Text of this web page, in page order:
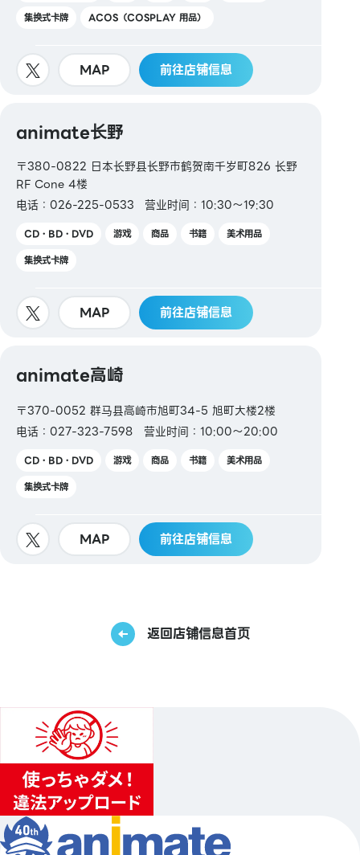
集换式卡牌
ACOS（COSPLAY 用品）
MAP 前往店铺信息
animate长野
〒380-0822 日本长野县长野市鹤贺南千岁町826 长野
RF Cone 4楼
电话：026-225-0533
营业时间：10:30～19:30
CD・BD・DVD 游戏 商品 书籍
美术用品
集换式卡牌
MAP 前往店铺信息
animate高崎
〒370-0052 群马县高崎市旭町34-5 旭町大楼2楼
电话：027-323-7598
营业时间：10:00～20:00
CD・BD・DVD 游戏 商品 书籍
美术用品
集换式卡牌
MAP 前往店铺信息
返回店铺信息首页